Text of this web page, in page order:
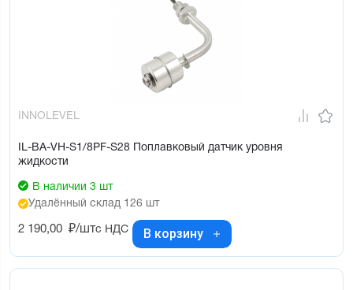
INNOLEVEL
IL-BA-VH-S1/8PF-S28 Поплавковый датчик уровня
жидкости
В наличии 3 шт
Удалённый склад 126 шт
2 190,00 ₽/штс НДС В корзину